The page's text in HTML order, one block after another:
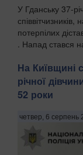
У Гданську 37-
потерпілих
. Напад стався
На Київщині
річної
52 роки
четвер, 6 серпень